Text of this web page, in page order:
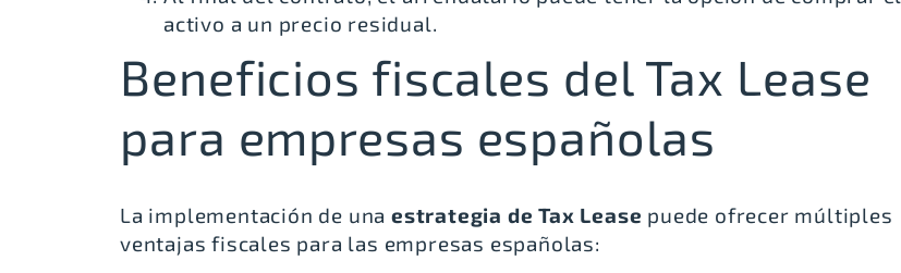
activo a un precio residual.
Beneficios fiscales del Tax Lease
para empresas españolas
La implementación de una estrategia deTax Lease puede ofrecer múltiples
ventajas fiscales para las empresas españolas: